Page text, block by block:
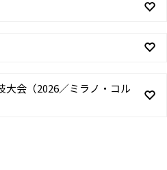
大会（2026／ミラノ・コル